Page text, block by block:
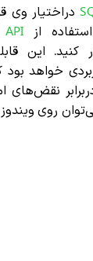
در‌اختیار وی
از API
کنید. این
خواهد
نقض‌های
روی